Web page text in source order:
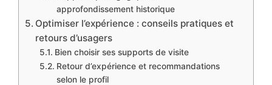
approfondissement historique
Optimiser l’expérience : conseils pratiques et
retours d’usagers
Bien choisir ses supports de visite
Retour d’expérience et recommandations
selon le profil